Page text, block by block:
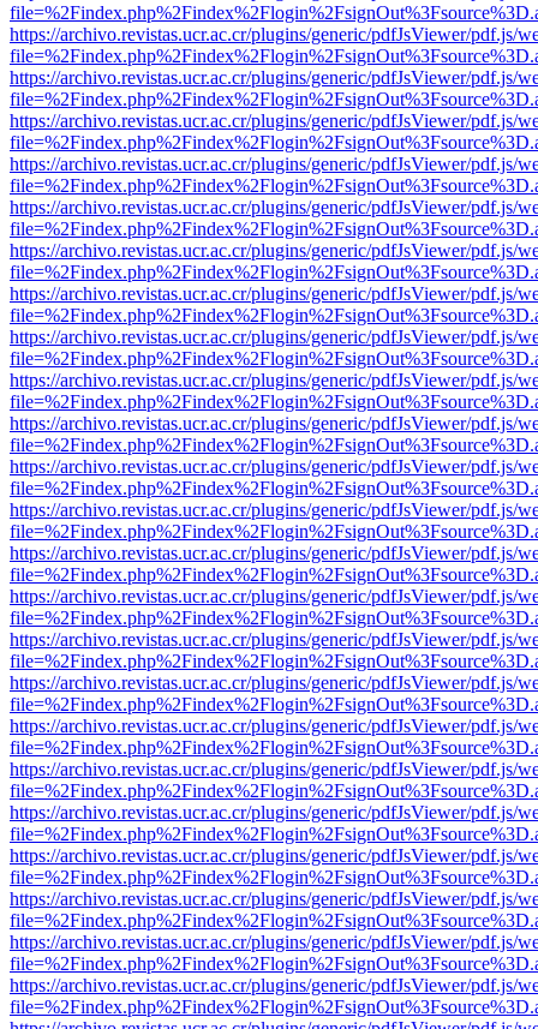
https://archivo.revistas.ucr.ac.cr/plugins/generic/pdfJsViewer/pdf.js/
https://archivo.revistas.ucr.ac.cr/plugins/generic/pdfJsViewer/pdf.js/
https://archivo.revistas.ucr.ac.cr/plugins/generic/pdfJsViewer/pdf.js/
https://archivo.revistas.ucr.ac.cr/plugins/generic/pdfJsViewer/pdf.js/
https://archivo.revistas.ucr.ac.cr/plugins/generic/pdfJsViewer/pdf.js/
https://archivo.revistas.ucr.ac.cr/plugins/generic/pdfJsViewer/pdf.js/
https://archivo.revistas.ucr.ac.cr/plugins/generic/pdfJsViewer/pdf.js/
https://archivo.revistas.ucr.ac.cr/plugins/generic/pdfJsViewer/pdf.js/
https://archivo.revistas.ucr.ac.cr/plugins/generic/pdfJsViewer/pdf.js/
https://archivo.revistas.ucr.ac.cr/plugins/generic/pdfJsViewer/pdf.js/
https://archivo.revistas.ucr.ac.cr/plugins/generic/pdfJsViewer/pdf.js/
https://archivo.revistas.ucr.ac.cr/plugins/generic/pdfJsViewer/pdf.js/
https://archivo.revistas.ucr.ac.cr/plugins/generic/pdfJsViewer/pdf.js/
https://archivo.revistas.ucr.ac.cr/plugins/generic/pdfJsViewer/pdf.js/
https://archivo.revistas.ucr.ac.cr/plugins/generic/pdfJsViewer/pdf.js/
https://archivo.revistas.ucr.ac.cr/plugins/generic/pdfJsViewer/pdf.js/
https://archivo.revistas.ucr.ac.cr/plugins/generic/pdfJsViewer/pdf.js/
https://archivo.revistas.ucr.ac.cr/plugins/generic/pdfJsViewer/pdf.js/
https://archivo.revistas.ucr.ac.cr/plugins/generic/pdfJsViewer/pdf.js/
https://archivo.revistas.ucr.ac.cr/plugins/generic/pdfJsViewer/pdf.js/
https://archivo.revistas.ucr.ac.cr/plugins/generic/pdfJsViewer/pdf.js/
https://archivo.revistas.ucr.ac.cr/plugins/generic/pdfJsViewer/pdf.js/
https://archivo.revistas.ucr.ac.cr/plugins/generic/pdfJsViewer/pdf.js/